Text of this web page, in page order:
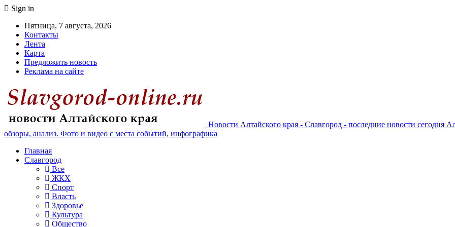
Sign in
Пятница, 7 августа, 2026
Контакты
Лента
Карта
Предложить новость
Реклама на сайте
Новости Алтайского края - Славгород - последние новости сегодня
обзоры, анализ. Фото и видео с места событий, инфографика
Главная
Славгород
Все
ЖКХ
Спорт
Власть
Здоровье
Культура
Общество